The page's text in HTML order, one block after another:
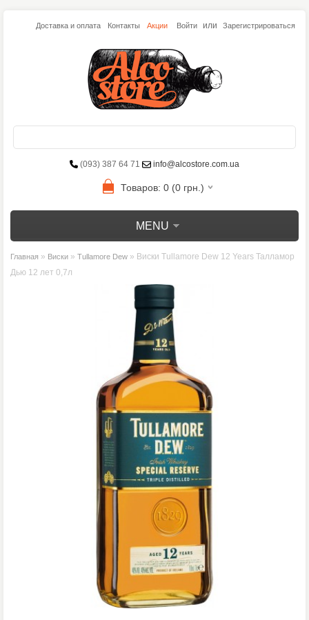
Доставка и оплата Контакты Акции Войти или Зарегистрироваться
(093) 387 64 71 info@alcostore.com.ua
Товаров: 0 (0 грн.)
MENU
Главная » Виски » Tullamore Dew » Виски Tullamore Dew 12 Years Талламор
Дью 12 лет 0,7л